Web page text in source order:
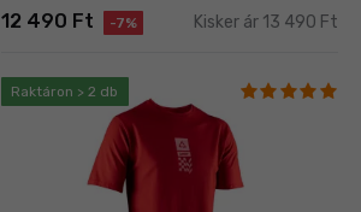
12 490 Ft -7% Kisker ár 13 490 Ft
Raktáron > 2 db